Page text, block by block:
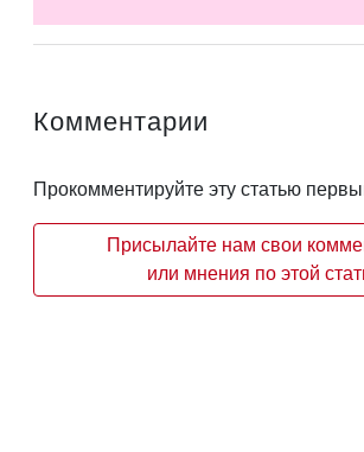
Комментарии
Прокомментируйте эту статью
Присылайте нам свои
или мнения по этой